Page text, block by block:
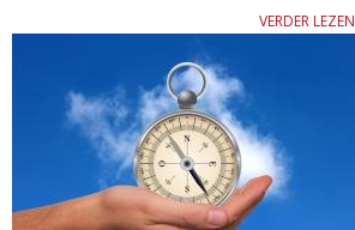
a
n
VERDER LEZEN